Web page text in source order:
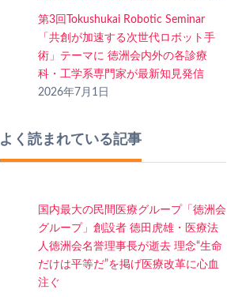
第3回Tokushukai Robotic Seminar
「共創が加速する次世代ロボット手
術」テーマに 徳洲会内外の各診療
科・工学系専門家が最新知見発信
2026年7月1日
よく読まれている記事
国内最大の民間医療グループ「徳洲会
グループ」創設者 徳田虎雄・医療法
人徳洲会名誉理事長が逝去 理念“生命
だけは平等だ”を掲げ医療改革に心血
注ぐ